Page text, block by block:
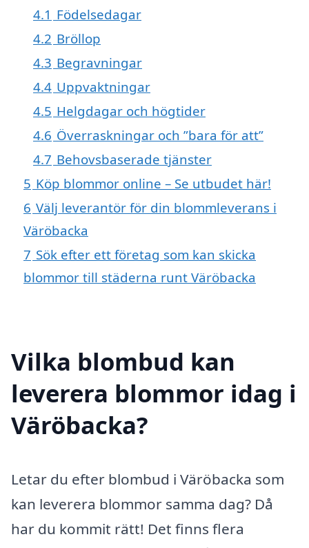
4.1 Födelsedagar
4.2 Bröllop
4.3 Begravningar
4.4 Uppvaktningar
4.5 Helgdagar och högtider
4.6 Överraskningar och ”bara för att”
4.7 Behovsbaserade tjänster
5 Köp blommor online – Se utbudet här!
6 Välj leverantör för din blommleverans i
Väröbacka
7 Sök efter ett företag som kan skicka
blommor till städerna runt Väröbacka
Vilka blombud kan
leverera blommor idag i
Väröbacka?
Letar du efter blombud i Väröbacka som
kan leverera blommor samma dag? Då
har du kommit rätt! Det finns flera